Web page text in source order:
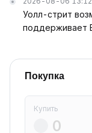
Уолл-стрит
поддерживает
Покупка
Купить